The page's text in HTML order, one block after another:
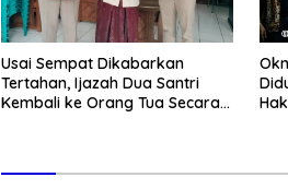
Usai Sempat Dikabarkan
Tertahan, Ijazah Dua Santri
Kembali ke Orang Tua Secara